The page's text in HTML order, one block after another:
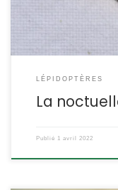
LÉPIDOPTÈRES
La
Publié 1 avril 2022